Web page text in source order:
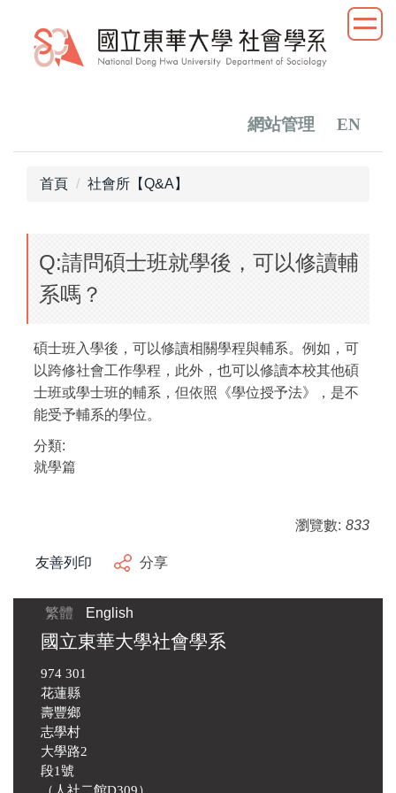
網站管理 EN
首頁 社會所【Q&A】
Q:請問碩士班就學後，可以修讀輔
系嗎？
碩士班入學後，可以修讀相關學程與輔系。例如，可
以跨修社會工作學程，此外，也可以修讀本校其他碩
士班或學士班的輔系，但依照《學位授予法》，是不
能受予輔系的學位。
分類:
就學篇
瀏覽數: 833
友善列印 分享
繁體 English
國立東華大學社會學系
974 301
花蓮縣
壽豐鄉
志學村
大學路2
段1號
（人社二館D309）